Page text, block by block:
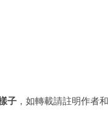
子 ，如轉載請註明作者